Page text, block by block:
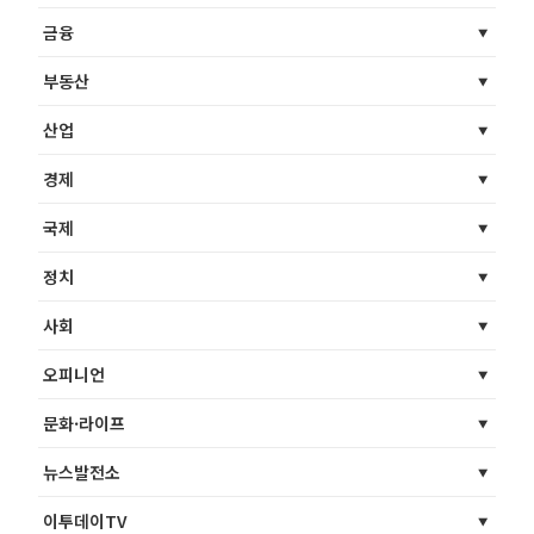
금융
부동산
산업
경제
국제
정치
사회
오피니언
문화·라이프
뉴스발전소
이투데이TV